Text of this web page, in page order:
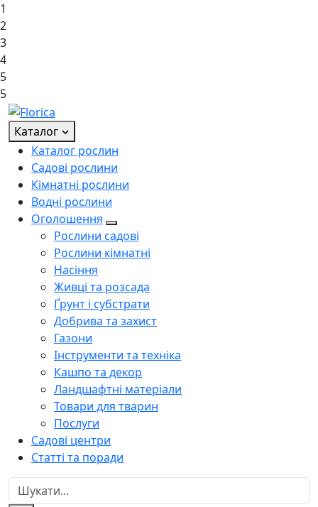
1
2
3
4
5
5
Каталог
Каталог рослин
Садові рослини
Кімнатні рослини
Водні рослини
Оголошення
Рослини садові
Рослини кімнатні
Насіння
Живці та розсада
Ґрунт і субстрати
Добрива та захист
Газони
Інструменти та техніка
Кашпо та декор
Ландшафтні матеріали
Товари для тварин
Послуги
Садові центри
Статті та поради